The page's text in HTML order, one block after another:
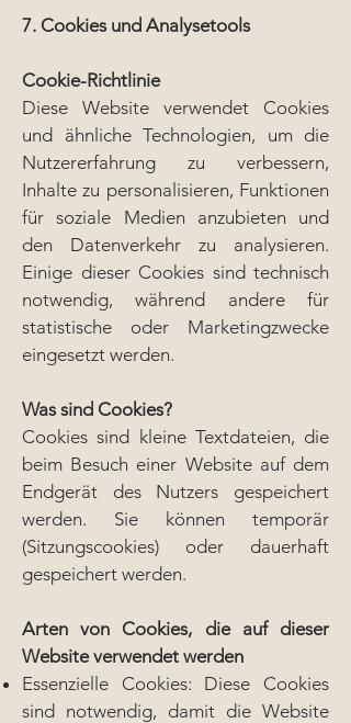
7. Cookies und Analysetools
Cookie-Richtlinie
Diese Website verwendet Cookies
und ähnliche Technologien, um die
Nutzererfahrung zu verbessern,
Inhalte zu personalisieren, Funktionen
für soziale Medien anzubieten und
den Datenverkehr zu analysieren.
Einige dieser Cookies sind technisch
notwendig, während andere für
statistische oder Marketingzwecke
eingesetzt werden.
Was sind Cookies?
Cookies sind kleine Textdateien, die
beim Besuch einer Website auf dem
Endgerät des Nutzers gespeichert
werden. Sie können temporär
(Sitzungscookies) oder dauerhaft
gespeichert werden.
Arten von Cookies, die auf dieser
Website verwendet werden
Essenzielle Cookies: Diese Cookies
sind notwendig, damit die Website